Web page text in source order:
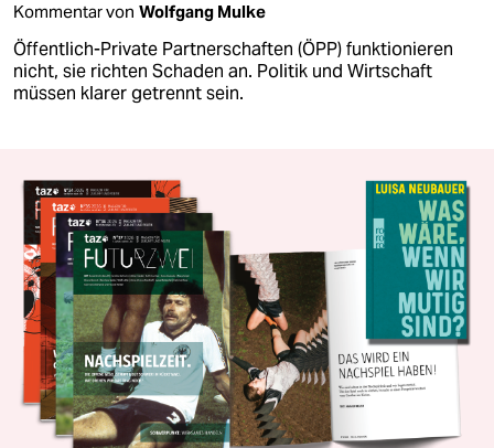
Kommentar von Wolfgang Mulke
Öffentlich-Private Partnerschaften (ÖPP) funktionieren
nicht, sie richten Schaden an. Politik und Wirtschaft
müssen klarer getrennt sein.